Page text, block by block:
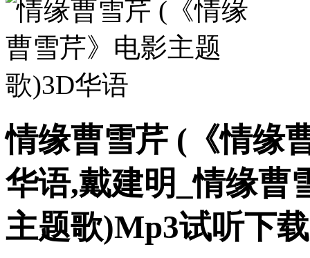
情缘曹雪芹 (《情缘
华语,戴建明_情缘曹
主题歌)Mp3试听下载